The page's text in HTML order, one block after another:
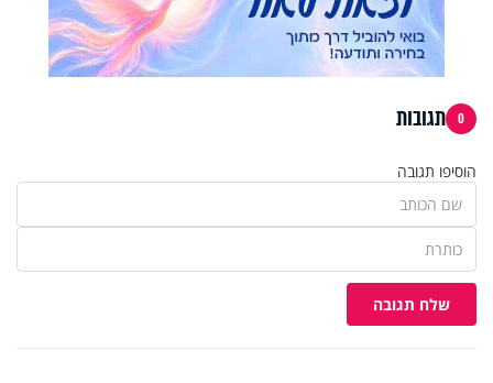
0 תגובות
הוסיפו תגובה
שלח תגובה